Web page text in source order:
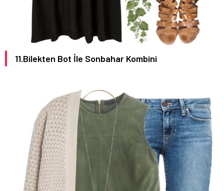
11.Bilekten Bot İle Sonbahar Kombini